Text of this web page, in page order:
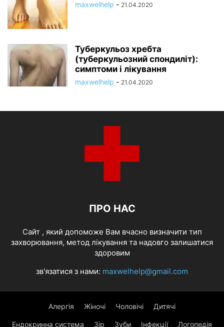
maxwelhelp - 21.04.2020
Туберкульоз хребта
(туберкульозний спондиліт):
симптоми і лікування
maxwelhelp - 21.04.2020
ПРО НАС
Cайт , який допоможе Вам вчасно визначити тип
захворювання, метод лікування та надовго залишатися
здоровим
зв'язатися з нами: maxwelhelp@gmail.com
Алергія Жіночі Чоловічі Дитячі
Ендокринна система Зір Зуби Інфекції Логопедія